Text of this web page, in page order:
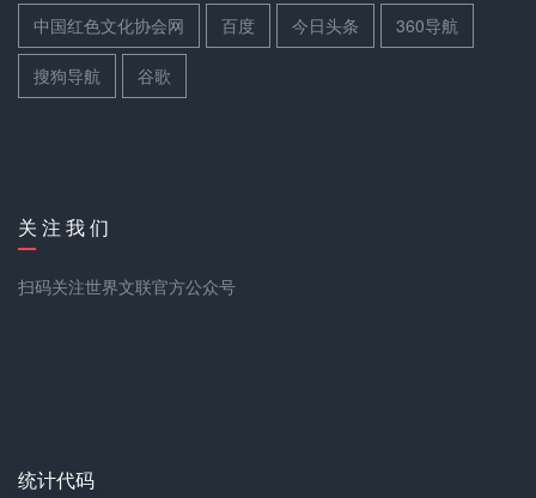
中国红色文化协会网 百度 今日头条 360导航
搜狗导航 谷歌
关 注 我 们
扫码关注世界文联官方公众号
统计代码